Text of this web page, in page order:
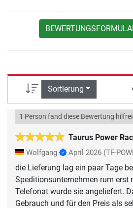
Sortierung
Taurus Power
1 Person fand diese Bewertung
Wolfgang April 2026 (TF-
die Lieferung lag ein paar Tage
Speditionsunternehmen rum erst
Telefonat wurde sie angeliefert.
Gebrauch und für den Preis als